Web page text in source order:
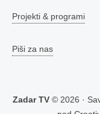
Projekti & programi
Piši za nas
Zadar TV © 2026 ·